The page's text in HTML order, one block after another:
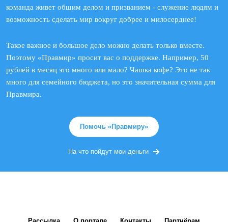
команда живет общим делом и призванием - служение людям и
возможность сделать мир вокруг добрее и милосерднее!
Такое важное и большое дело можно делать только вместе.
Поэтому «Правмир» просит вас о поддержке. Например, 50
рублей в месяц это много или мало? Чашка кофе? Это не так
много для семейного бюджета, но это значительная сумма для
Правмира.
Помочь «Правмиру»
На что пойдут мои деньги